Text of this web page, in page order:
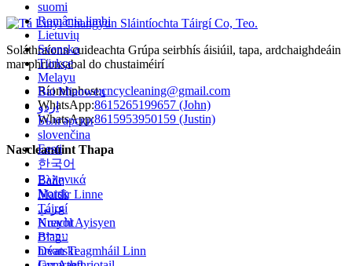
suomi
România limbi
Lietuvių
Svenska
Türkçe
Melayu
Bai Miaowen
اردو
Български
slovenčina
Eesti
한국어
Ελληνικά
Norsk
عربي
Kreyòl Ayisyen
עברית
hrvatski
Soláthraíonn cuideachta Grúpa seirbhís áisiúil, tapa, ardchaighdeáin
mar phrionsabal do chustaiméirí
Ríomhphost:cncycleaning@gmail.com
WhatsApp:8615265199657 (John)
WhatsApp:8615953950159 (Justin)
Nascleanúint Thapa
Baile
Maidir Linne
Táirgí
Nuacht
Blag
Déan Teagmháil Linn